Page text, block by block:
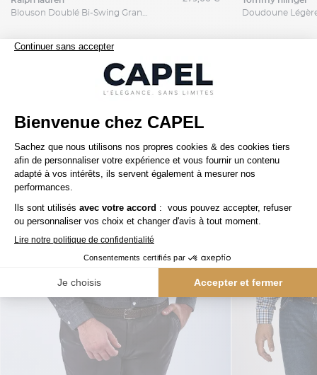
Nos clients aiment aussi